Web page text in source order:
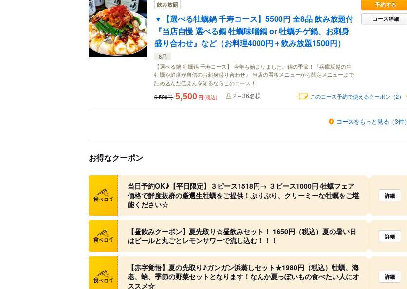
飲み放題
▼【選べる牡蠣鍋 千寿コース】5500円 全8品 飲み放題付
『当店自慢 選べる鍋 牡蠣味噌鍋 or 牡蠣チゲ鍋、お刺身
盛り合わせ』など（お料理4000円＋飲み放題1500円）
8品
【選べる鍋 牡蠣鍋 千寿コース】 今年も始まりました。鍋の季節！『兵庫坂越の生
牡蠣や鮮度が自信のお刺身盛り合わせ』 当店の看板メニューから限定メニューまで
詰め込んだ伍えんを知るならこのコース！
予約する
コース詳細
6,500円 5,500 円 (税込) 2～36名様 このコース予約で使えるクーポン（2）
コースをもっと見る（3件）
お得なクーポン
クーポン
当日予約OK♪【平日限定】３ピース1518円→ ３ピース1000円 牡蠣フェア
価格で鮮度抜群の厳選生牡蠣をご提供！ぷりぷり、クリーミーな牡蠣をご堪
能ください☆
詳細
クーポン
【昼飲みクーポン】夏先取り☆昼飲みセット！ 1650円（税込）夏の暑い日
はビールと丸ごとレモンサワーで流し込む！！！
詳細
クーポン
【赤字覚悟】夏の先取り♪ガンガン浜蒸しセット★1980円（税込）牡蠣、海
老、蛤、季節の野菜セットとなります！なんか夏っぽいもの食べたい人にオ
ススメ☆
詳細